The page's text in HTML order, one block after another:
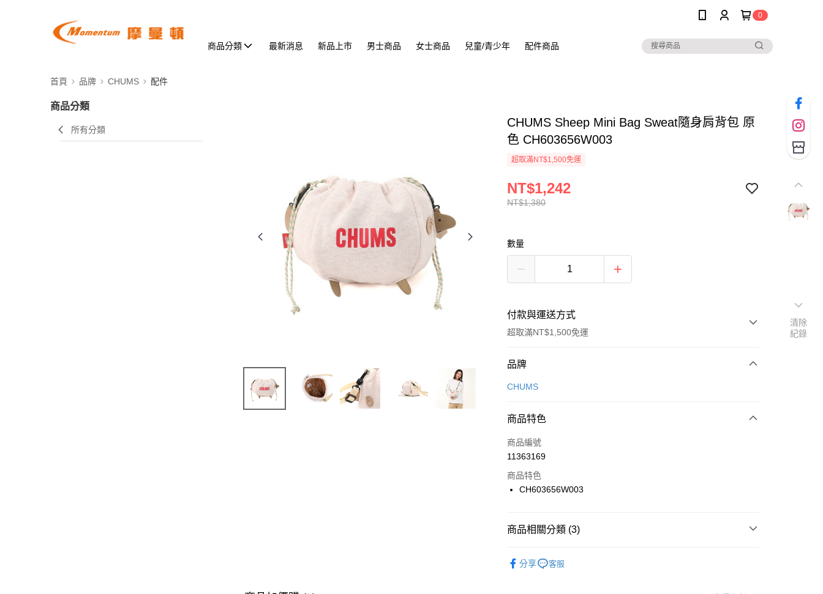
0
商品分類 最新消息 新品上市 男士商品 女士商品 兒童/青少年 配件商品
首頁 品牌 CHUMS 配件
商品分類
所有分類
CHUMS Sheep Mini Bag Sweat隨身肩背包 原
色 CH603656W003
超取滿NT$1,500免運
NT$1,380
NT$1,242
數量
付款與運送方式
超取滿NT$1,500免運
付款方式
信用卡一次付款
合作金庫商業銀行
華南商業銀行
上海商業儲蓄銀行
國泰世華商業銀行
聯邦商業銀行
台新國際商業銀行
LINE Pay
Apple Pay
【關於「AFTEE先享後付」】
品牌
CHUMS
商品特色
商品編號
11363169
商品特色
CH603656W003
商品相關分類 (3)
分享 客服
清除
紀錄